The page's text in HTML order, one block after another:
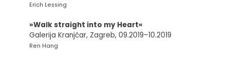
Erich Lessing
»Walk straight into my Heart«
Galerija Kranjčar, Zagreb, 09.2019–10.2019
Ren Hang